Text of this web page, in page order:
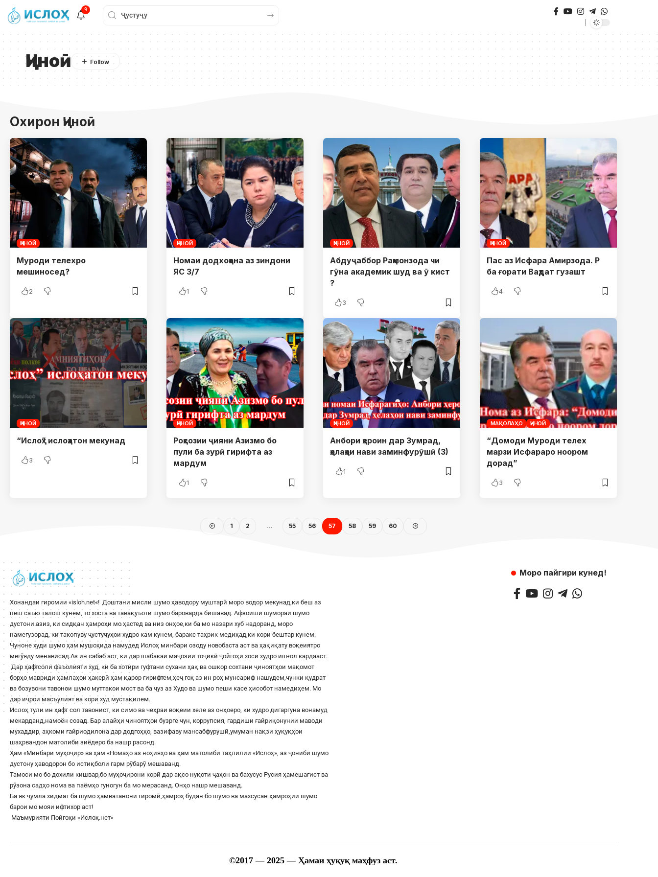
9
Ҷиноӣ
Охирон Ҷиноӣ
ҶИНОӢ
Муроди телехро
мешиносед?
2
ҶИНОӢ
Номаи додхоҳона аз зиндони
ЯС 3/7
1
ҶИНОӢ
Абдуҷаббор Раҳмонзода чи
гӯна академик шуд ва ӯ кист
?
3
ҶИНОӢ
Пас аз Исфара Амирзода. Р
ба ғорати Ваҳдат гузашт
4
ҶИНОӢ
“Ислоҳ” ислоҳатон мекунад
3
ҶИНОӢ
Роҳсозии ҷияни Азизмо бо
пули ба зурӣ гирифта аз
мардум
1
ҶИНОӢ
Анбори ҳероин дар Зумрад,
ҳелаҳои нави заминфурӯшӣ (3)
1
МАҚОЛАҲО ҶИНОӢ
“Домоди Муроди телех
марзи Исфараро ноором
дорад”
3
1 2 … 55 56 57 58 59 60
Хонандаи гиромии «isloh.net«! Доштани мисли шумо ҳаводору муштарӣ моро водор мекунад,ки беш аз
пеш саъю талош кунем, то хоста ва тавақуъоти шумо бароварда бишавад. Афзоиши шумораи шумо
дустони азиз, ки сидқан ҳамроҳи мо ҳастед ва низ онҳое,ки ба мо назари хуб надоранд, моро
намегузорад, ки такопуву ҷустуҷуҳои худро кам кунем, баракс таҳрик медиҳад,ки кори бештар кунем.
Чуноне худи шумо ҳам мушоҳида намудед Ислоҳ минбари озоду новобаста аст ва ҳақиқату воқеиятро
мегӯяду менависад.Аз ин сабаб аст, ки дар шабакаи маҷозии тоҷикӣ ҷойгоҳи хоси худро ишғол кардааст.
Дар ҳафтсоли фаъолияти худ, ки ба хотири гуфтани сухани ҳақ ва ошкор сохтани ҷиноятҳои мақомот
борҳо мавриди ҳамлаҳои ҳакерӣ ҳам қарор гирифтем,ҳеҷ гоҳ аз ин роҳ мунсариф нашудем,чунки қудрат
ва бозувони тавонои шумо муттакои мост ва ба ҷуз аз Худо ва шумо пеши касе ҳисобот намедиҳем. Мо
дар иҷрои масъулият ва кори худ мустақилем.
Ислоҳ тули ин ҳафт сол тавонист, ки симо ва чеҳраи воқеии хеле аз онҳоеро, ки худро дигаргуна вонамуд
мекарданд,намоён созад. Бар алайҳи ҷиноятҳои бузрге чун, коррупсия, гардиши ғайриқонунии маводи
мухаддир, аҳкоми ғайриодилона дар додгоҳҳо, вазифаву мансабфурушӣ,умуман нақзи ҳуқуқҳои
шаҳрвандон матолиби зиёдеро ба нашр расонд.
Ҳам «Минбари муҳоҷир» ва ҳам «Номаҳо аз ноҳияҳо ва ҳам матолиби таҳлилии «Ислоҳ», аз ҷониби шумо
дустону ҳаводорон бо истиқболи гарм рӯбарӯ мешаванд.
Тамоси мо бо дохили кишвар,бо муҳоҷирони корӣ дар ақсо нуқоти ҷаҳон ва бахусус Русия ҳамешагист ва
рӯзона садҳо нома ва паёмҳо гуногун ба мо мерасанд. Онҳо нашр мешаванд.
Ба як ҷумла хидмат ба шумо ҳамватанони гиромӣ,ҳамроҳ будан бо шумо ва махсусан ҳамроҳии шумо
барои мо мояи ифтихор аст!
Маъмурияти Пойгоҳи «Ислоҳ.нет«
Моро пайгири кунед!
©2017 — 2025 — Ҳамаи ҳуқуқ маҳфуз аст.